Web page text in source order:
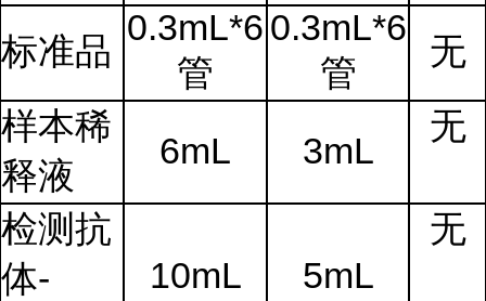
标准品
0.3mL*6
管
0.3mL*6
管
无
样本稀
释液
6mL 3mL
无
检测抗
体-
10mL 5mL
无